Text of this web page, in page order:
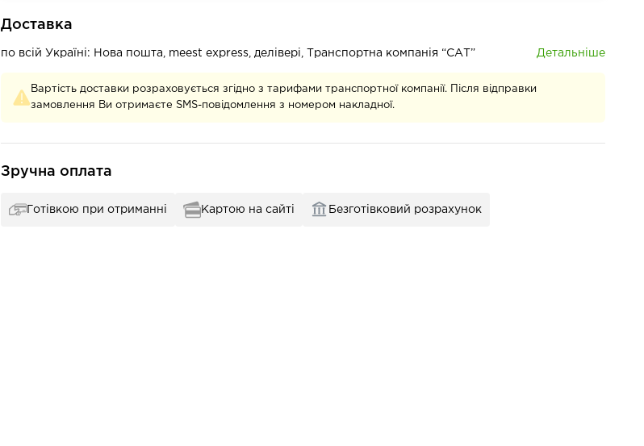
Доставка
по всій Україні: Нова пошта, meest express, делівері, Транспортна компанія “САТ” Детальніше
Вартість доставки розраховується згідно з тарифами транспортної компанії. Після відправки
замовлення Ви отримаєте SMS-повідомлення з номером накладної.
Зручна оплата
Готівкою при отриманні Картою на сайті Безготівковий розрахунок